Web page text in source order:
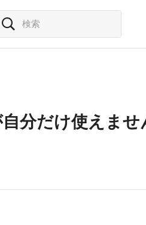
分だけ使えませ